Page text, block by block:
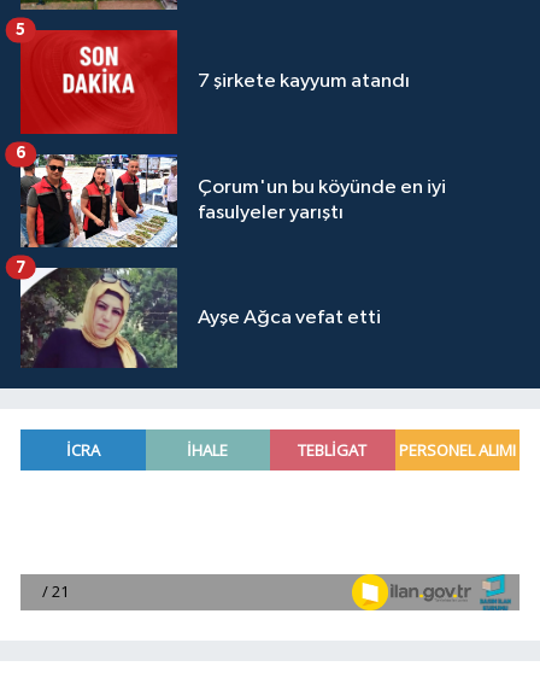
7 şirkete kayyum atandı
5
Çorum'un bu köyünde en iyi
fasulyeler yarıştı
6
Ayşe Ağca vefat etti
7